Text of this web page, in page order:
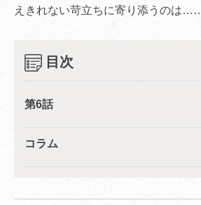
えきれない苛立ちに寄り添うのは……
目次
第6話
コラム